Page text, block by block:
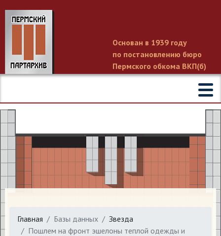
Основан в 1939 году
по постановлению бюро
Пермского обкома ВКП(б)
Главная Базы данных
Звезда
Пошлем на фронт эшелоны теплой одежды и